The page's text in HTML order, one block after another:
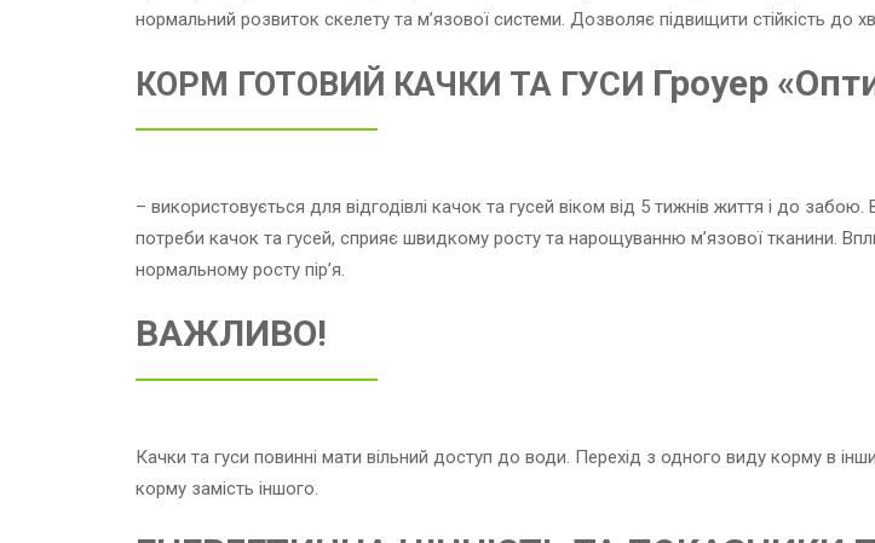
нормальний розвиток скелету та м’язової системи. Дозволяє підвищити стійкість до
КОРМ ГОТОВИЙ КАЧКИ ТА ГУСИ Гроуер
– використовується для відгодівлі качок та гусей віком від 5 тижнів життя і до
потреби качок та гусей, сприяє швидкому росту та нарощуванню м’язової тканини.
нормальному росту пір’я.
ВАЖЛИВО!
Качки та гуси повинні мати вільний доступ до води. Перехід з одного виду корму в
корму замість іншого.